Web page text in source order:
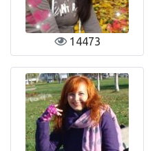
14473